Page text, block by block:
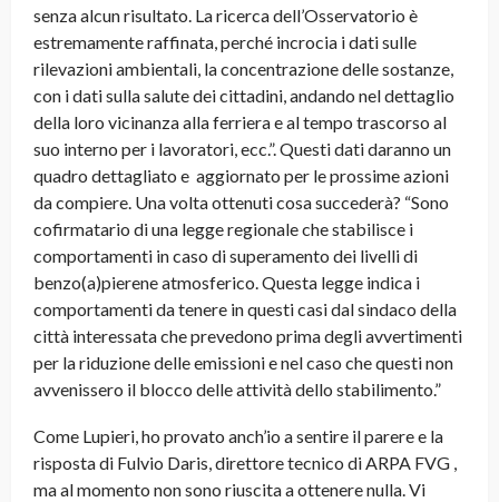
senza alcun risultato. La ricerca dell’Osservatorio è
estremamente raffinata, perché incrocia i dati sulle
rilevazioni ambientali, la concentrazione delle sostanze,
con i dati sulla salute dei cittadini, andando nel dettaglio
della loro vicinanza alla ferriera e al tempo trascorso al
suo interno per i lavoratori, ecc.”. Questi dati daranno un
quadro dettagliato e aggiornato per le prossime azioni
da compiere. Una volta ottenuti cosa succederà? “Sono
cofirmatario di una legge regionale che stabilisce i
comportamenti in caso di superamento dei livelli di
benzo(a)pierene atmosferico. Questa legge indica i
comportamenti da tenere in questi casi dal sindaco della
città interessata che prevedono prima degli avvertimenti
per la riduzione delle emissioni e nel caso che questi non
avvenissero il blocco delle attività dello stabilimento.”
Come Lupieri, ho provato anch’io a sentire il parere e la
risposta di Fulvio Daris, direttore tecnico di ARPA FVG ,
ma al momento non sono riuscita a ottenere nulla. Vi